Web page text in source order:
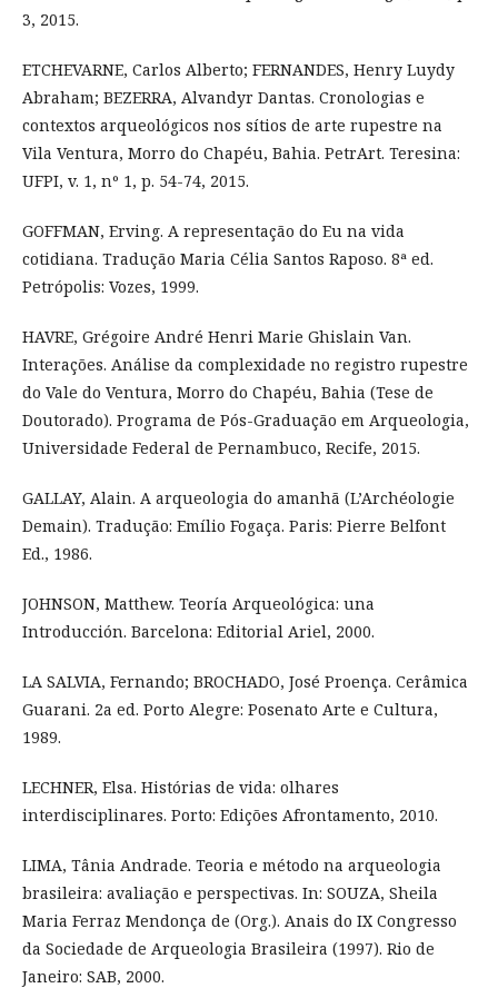
3, 2015.
ETCHEVARNE, Carlos Alberto; FERNANDES, Henry Luydy
Abraham; BEZERRA, Alvandyr Dantas. Cronologias e
contextos arqueológicos nos sítios de arte rupestre na
Vila Ventura, Morro do Chapéu, Bahia. PetrArt. Teresina:
UFPI, v. 1, nº 1, p. 54-74, 2015.
GOFFMAN, Erving. A representação do Eu na vida
cotidiana. Tradução Maria Célia Santos Raposo. 8ª ed.
Petrópolis: Vozes, 1999.
HAVRE, Grégoire André Henri Marie Ghislain Van.
Interações. Análise da complexidade no registro rupestre
do Vale do Ventura, Morro do Chapéu, Bahia (Tese de
Doutorado). Programa de Pós-Graduação em Arqueologia,
Universidade Federal de Pernambuco, Recife, 2015.
GALLAY, Alain. A arqueologia do amanhã (L’Archéologie
Demain). Tradução: Emílio Fogaça. Paris: Pierre Belfont
Ed., 1986.
JOHNSON, Matthew. Teoría Arqueológica: una
Introducción. Barcelona: Editorial Ariel, 2000.
LA SALVIA, Fernando; BROCHADO, José Proença. Cerâmica
Guarani. 2a ed. Porto Alegre: Posenato Arte e Cultura,
1989.
LECHNER, Elsa. Histórias de vida: olhares
interdisciplinares. Porto: Edições Afrontamento, 2010.
LIMA, Tânia Andrade. Teoria e método na arqueologia
brasileira: avaliação e perspectivas. In: SOUZA, Sheila
Maria Ferraz Mendonça de (Org.). Anais do IX Congresso
da Sociedade de Arqueologia Brasileira (1997). Rio de
Janeiro: SAB, 2000.